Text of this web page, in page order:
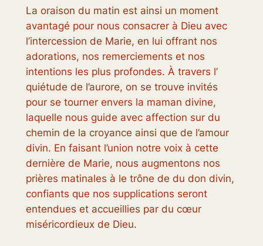
La oraison du matin est ainsi un moment
avantagé pour nous consacrer à Dieu avec
l’intercession de Marie, en lui offrant nos
adorations, nos remerciements et nos
intentions les plus profondes. À travers l’
quiétude de l’aurore, on se trouve invités
pour se tourner envers la maman divine,
laquelle nous guide avec affection sur du
chemin de la croyance ainsi que de l’amour
divin. En faisant l’union notre voix à cette
dernière de Marie, nous augmentons nos
prières matinales à le trône de du don divin,
confiants que nos supplications seront
entendues et accueillies par du cœur
miséricordieux de Dieu.